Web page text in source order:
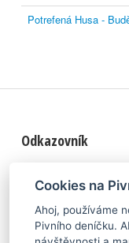
Potrefená Husa -
Odkazovník
Blog Nápady &
Poznámka pod
Cookies na
Ahoj, používáme
Pivního deníčku.